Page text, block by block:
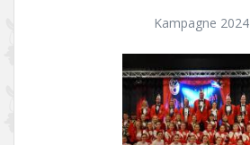
Kampagne 2024